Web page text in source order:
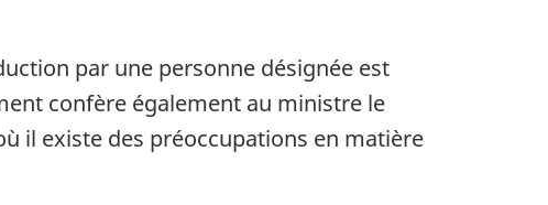
par une personne désignée est
confère également au ministre le
il existe des préoccupations en matière